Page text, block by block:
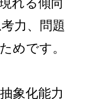
れる傾向
力、問題
めです。
象化能力